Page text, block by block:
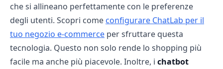
che si allineano perfettamente con le preferenze
degli utenti. Scopri come configurare ChatLab per il
tuo negozio e-commerce per sfruttare questa
tecnologia. Questo non solo rende lo shopping più
facile ma anche più piacevole. Inoltre, i chatbot